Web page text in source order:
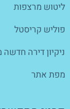
ליטוש מרצפות
פוליש קריסטל
ניקיון דירה
מפת אתר